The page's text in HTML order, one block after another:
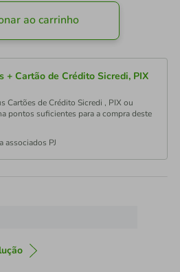
ao carrinho
+ Cartão de Crédito Sicredi, PIX
Cartões de Crédito Sicredi , PIX ou
pontos suficientes para a compra deste
associados PJ